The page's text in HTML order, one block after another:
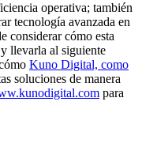
operativa; también
tecnología avanzada en
considerar cómo esta
llevarla al siguiente
Kuno Digital, como
soluciones de manera
para